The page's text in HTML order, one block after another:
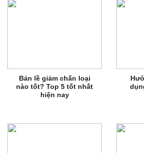
Bản lề giảm chấn loại
nào tốt? Top 5 tốt nhất
hiện nay